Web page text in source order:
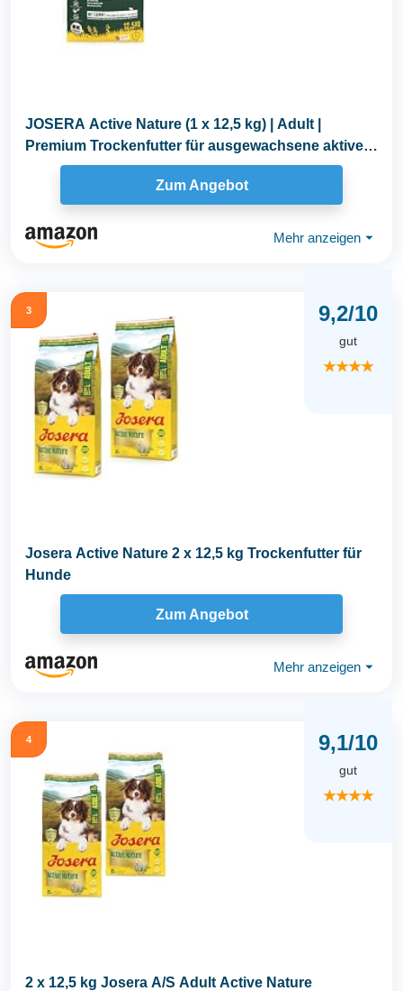
JOSERA Active Nature (1 x 12,5 kg) | Adult |
Premium Trockenfutter für ausgewachsene aktive
Hunde...
Zum Angebot
Mehr anzeigen ⏷
3 9,2/10
gut
★★★★
Josera Active Nature 2 x 12,5 kg Trockenfutter für
Hunde
Zum Angebot
Mehr anzeigen ⏷
4 9,1/10
gut
★★★★
2 x 12,5 kg Josera A/S Adult Active Nature